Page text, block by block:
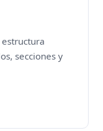
secciones y